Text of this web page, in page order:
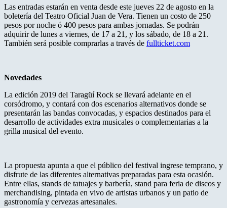
Las entradas estarán en venta desde este jueves 22 de agosto en la
boletería del Teatro Oficial Juan de Vera. Tienen un costo de 250
pesos por noche ó 400 pesos para ambas jornadas. Se podrán
adquirir de lunes a viernes, de 17 a 21, y los sábado, de 18 a 21.
También será posible comprarlas a través de fullticket.com
Novedades
La edición 2019 del Taragüí Rock se llevará adelante en el
corsódromo, y contará con dos escenarios alternativos donde se
presentarán las bandas convocadas, y espacios destinados para el
desarrollo de actividades extra musicales o complementarias a la
grilla musical del evento.
La propuesta apunta a que el público del festival ingrese temprano, y
disfrute de las diferentes alternativas preparadas para esta ocasión.
Entre ellas, stands de tatuajes y barbería, stand para feria de discos y
merchandising, pintada en vivo de artistas urbanos y un patio de
gastronomía y cervezas artesanales.